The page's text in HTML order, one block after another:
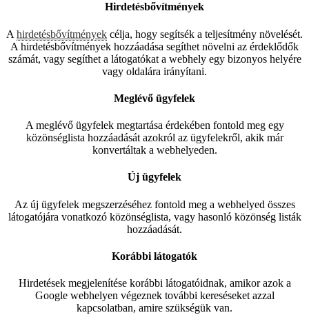
Hirdetésbővítmények
A hirdetésbővítmények célja, hogy segítsék a teljesítmény növelését.
A hirdetésbővítmények hozzáadása segíthet növelni az érdeklődők
számát, vagy segíthet a látogatókat a webhely egy bizonyos helyére
vagy oldalára irányítani.
Meglévő ügyfelek
A meglévő ügyfelek megtartása érdekében fontold meg egy
közönséglista hozzáadását azokról az ügyfelekről, akik már
konvertáltak a webhelyeden.
Új ügyfelek
Az új ügyfelek megszerzéséhez fontold meg a webhelyed összes
látogatójára vonatkozó közönséglista, vagy hasonló közönség listák
hozzáadását.
Korábbi látogatók
Hirdetések megjelenítése korábbi látogatóidnak, amikor azok a
Google webhelyen végeznek további kereséseket azzal
kapcsolatban, amire szükségük van.